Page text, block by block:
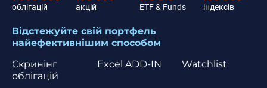
облігацій акцій ETF & Funds індексів
Відстежуйте свій портфель
найефективнішим способом
Скринінг
облігацій
Watchlist
Excel ADD-IN